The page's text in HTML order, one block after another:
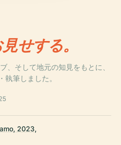
せする。
、そして地元の知見をもとに、
筆しました。
2023,